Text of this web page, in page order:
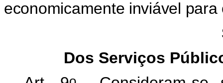
economicamente inviável para
Dos Serviços